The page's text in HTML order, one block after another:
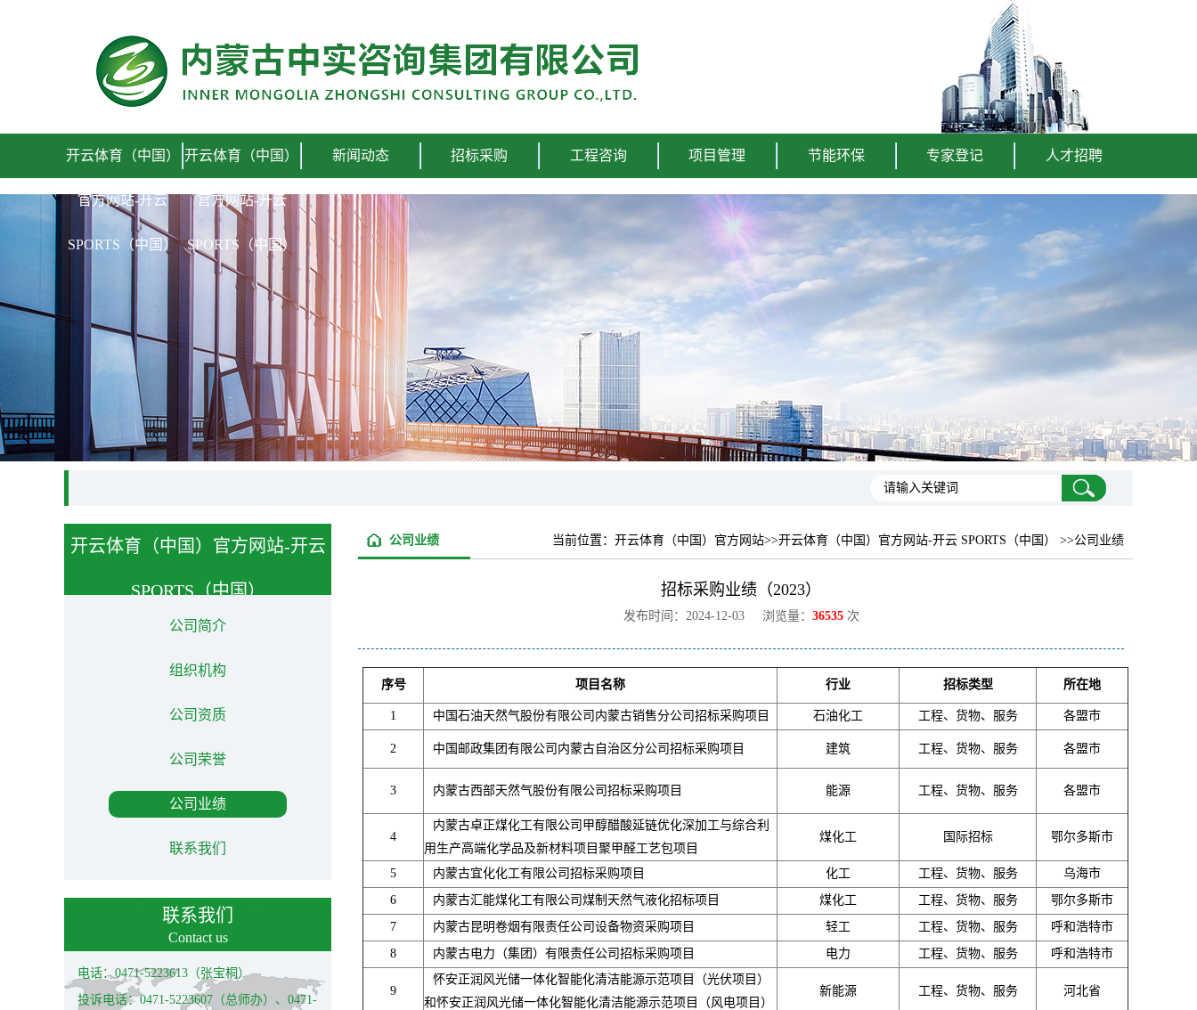
开云体育（中国）
官方网站-开云
SPORTS（中国）
开云体育（中国）
官方网站-开云
SPORTS（中国）
新闻动态 招标采购 工程咨询 项目管理 节能环保 专家登记 人才招聘
开云体育（中国）官方网站-开云
SPORTS（中国）
About us
公司简介
组织机构
公司资质
公司荣誉
公司业绩
联系我们
联系我们
Contact us
电话：0471-5223613（张宝桐）
投诉电话：0471-5223607（总师办）、0471-
当前位置： 开云体育（中国）官方网站>>开云体育（中国）官方网站-开云 SPORTS（中国） >>公司业绩
公司业绩
招标采购业绩（2023）
发布时间：2024-12-03 浏览量： 36535次
序号 项目名称 行业 招标类型 所在地
1 中国石油天然气股份有限公司内蒙古销售分公司招标采购项目 石油化工 工程、货物、服务 各盟市
2 中国邮政集团有限公司内蒙古自治区分公司招标采购项目 建筑 工程、货物、服务 各盟市
3 内蒙古西部天然气股份有限公司招标采购项目 能源 工程、货物、服务 各盟市
4
内蒙古卓正煤化工有限公司甲醇醋酸延链优化深加工与综合利
用生产高端化学品及新材料项目聚甲醛工艺包项目
煤化工 国际招标 鄂尔多斯市
5 内蒙古宜化化工有限公司招标采购项目 化工 工程、货物、服务
乌海市
6
内蒙古汇能煤化工有限公司煤制天然气液化招标项目 煤化工 工程、货物、服务
鄂尔多斯市
7
内蒙古昆明卷烟有限责任公司设备物资采购项目 轻工 工程、货物、服务
呼和浩特市
8
内蒙古电力（集团）有限责任公司招标采购项目 电力 工程、货物、服务 呼和浩特市
9
怀安正润风光储一体化智能化清洁能源示范项目（光伏项目）
和怀安正润风光储一体化智能化清洁能源示范项目（风电项目）
新能源 工程、货物、服务 河北省